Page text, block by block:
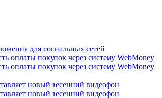
для социальных сетей
оплаты покупок через систему WebMoney
оплаты покупок через систему WebMoney
новый весенний видеофон
новый весенний видеофон